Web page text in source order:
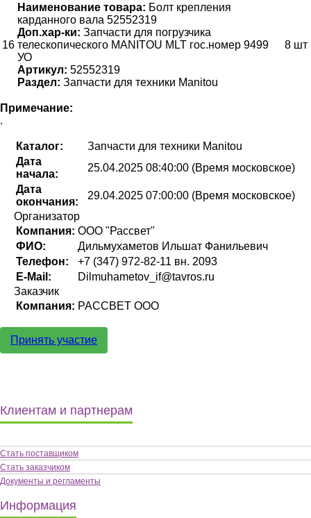
16
Наименование товара: Болт крепления
карданного вала 52552319
Доп.хар-ки: Запчасти для погрузчика
телескопического MANITOU MLT гос.номер 9499
УО
Артикул: 52552319
Раздел: Запчасти для техники Manitou
8 шт
Примечание:
.
Каталог:
Запчасти для техники Manitou
Дата
начала:
25.04.2025 08:40:00 (Время московское)
Дата
окончания:
29.04.2025 07:00:00 (Время московское)
Организатор
Компания: ООО "Рассвет"
ФИО:
Дильмухаметов Ильшат Фанильевич
Телефон:
+7 (347) 972-82-11 вн. 2093
E-Mail:
Dilmuhametov_if@tavros.ru
Заказчик
Компания: РАССВЕТ ООО
Принять участие
Клиентам и партнерам
Стать поставщиком
Стать заказчиком
Документы и регламенты
Информация